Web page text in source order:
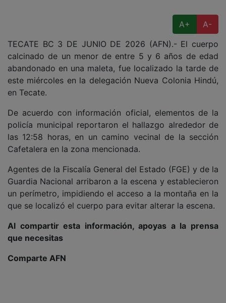
A+
A-
TECATE BC 3 DE JUNIO DE 2026 (AFN).- El cuerpo
calcinado de un menor de entre 5 y 6 años de edad
abandonado en una maleta, fue localizado la tarde de
este miércoles en la delegación Nueva Colonia Hindú,
en Tecate.
De acuerdo con información oficial, elementos de la
policía municipal reportaron el hallazgo alrededor de
las 12:58 horas, en un camino vecinal de la sección
Cafetalera en la zona mencionada.
Agentes de la Fiscalía General del Estado (FGE) y de la
Guardia Nacional arribaron a la escena y establecieron
un perímetro, impidiendo el acceso a la montaña en la
que se localizó el cuerpo para evitar alterar la escena.
Al compartir esta información, apoyas a la prensa
que necesitas
Comparte AFN